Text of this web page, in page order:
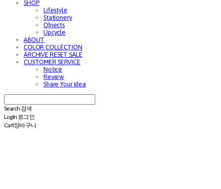
SHOP
Lifestyle
Stationery
Objects
Upcycle
ABOUT
COLOR COLLECTION
ARCHIVE RESET SALE
CUSTOMER SERVICE
Notice
Review
Share Your Idea
Search 검색
Log In 로그인
Cart장바구니